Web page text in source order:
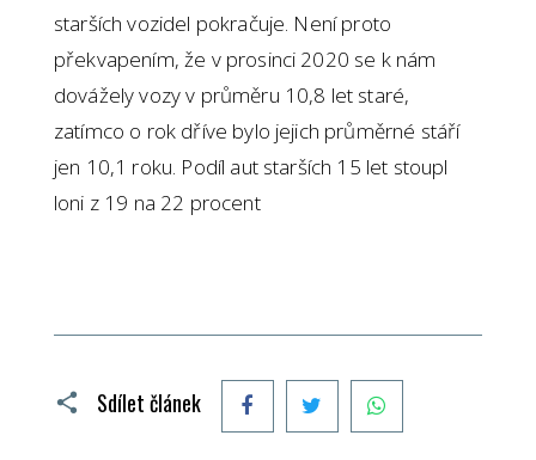
starších vozidel pokračuje. Není proto
překvapením, že v prosinci 2020 se k nám
dovážely vozy v průměru 10,8 let staré,
zatímco o rok dříve bylo jejich průměrné stáří
jen 10,1 roku. Podíl aut starších 15 let stoupl
loni z 19 na 22 procent
Sdílet článek FacebookTwitter